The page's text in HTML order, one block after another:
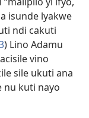
isunde lyakwe
ndi cakuti
) Lino Adamu
vino
sile ukuti ana
nu kuti nayo